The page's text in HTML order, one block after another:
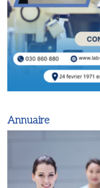
Annuaire